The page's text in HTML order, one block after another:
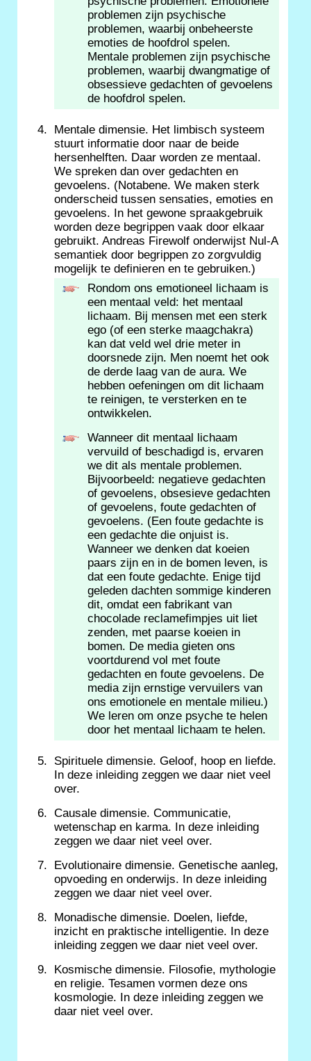
problemen zijn psychische
problemen, waarbij onbeheerste
emoties de hoofdrol spelen.
Mentale problemen zijn psychische
problemen, waarbij dwangmatige of
obsessieve gedachten of gevoelens
de hoofdrol spelen.
Mentale dimensie. Het limbisch systeem
stuurt informatie door naar de beide
hersenhelften. Daar worden ze mentaal.
We spreken dan over gedachten en
gevoelens. (Notabene. We maken sterk
onderscheid tussen sensaties, emoties en
gevoelens. In het gewone spraakgebruik
worden deze begrippen vaak door elkaar
gebruikt. Andreas Firewolf onderwijst Nul-A
semantiek door begrippen zo zorgvuldig
mogelijk te definieren en te gebruiken.)
Rondom ons emotioneel lichaam is
een mentaal veld: het mentaal
lichaam. Bij mensen met een sterk
ego (of een sterke maagchakra)
kan dat veld wel drie meter in
doorsnede zijn. Men noemt het ook
de derde laag van de aura. We
hebben oefeningen om dit lichaam
te reinigen, te versterken en te
ontwikkelen.
Wanneer dit mentaal lichaam
vervuild of beschadigd is, ervaren
we dit als mentale problemen.
Bijvoorbeeld: negatieve gedachten
of gevoelens, obsesieve gedachten
of gevoelens, foute gedachten of
gevoelens. (Een foute gedachte is
een gedachte die onjuist is.
Wanneer we denken dat koeien
paars zijn en in de bomen leven, is
dat een foute gedachte. Enige tijd
geleden dachten sommige kinderen
dit, omdat een fabrikant van
chocolade reclamefimpjes uit liet
zenden, met paarse koeien in
bomen. De media gieten ons
voortdurend vol met foute
gedachten en foute gevoelens. De
media zijn ernstige vervuilers van
ons emotionele en mentale milieu.)
We leren om onze psyche te helen
door het mentaal lichaam te helen.
Spirituele dimensie. Geloof, hoop en liefde.
In deze inleiding zeggen we daar niet veel
over.
Causale dimensie. Communicatie,
wetenschap en karma. In deze inleiding
zeggen we daar niet veel over.
Evolutionaire dimensie. Genetische aanleg,
opvoeding en onderwijs. In deze inleiding
zeggen we daar niet veel over.
Monadische dimensie. Doelen, liefde,
inzicht en praktische intelligentie. In deze
inleiding zeggen we daar niet veel over.
Kosmische dimensie. Filosofie, mythologie
en religie. Tesamen vormen deze ons
kosmologie. In deze inleiding zeggen we
daar niet veel over.